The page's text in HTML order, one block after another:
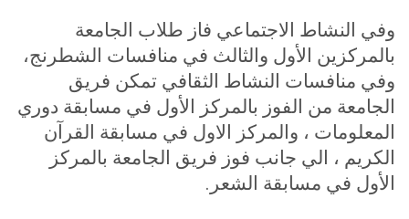
وفي النشاط الاجتماعي فاز طلاب الجامعة
بالمركزين الأول والثالث في منافسات الشطرنج،
وفي منافسات النشاط الثقافي تمكن فريق
الجامعة من الفوز بالمركز الأول في مسابقة دوري
المعلومات ، والمركز الاول في مسابقة القرآن
الكريم ، الي جانب فوز فريق الجامعة بالمركز
الأول في مسابقة الشعر .